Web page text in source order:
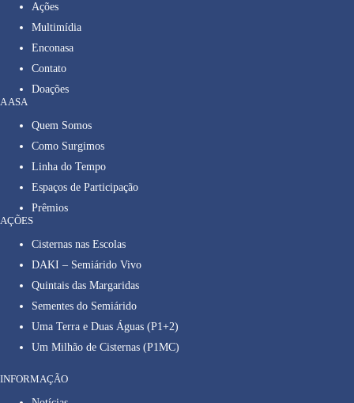
Ações
Multimídia
Enconasa
Contato
Doações
A ASA
Quem Somos
Como Surgimos
Linha do Tempo
Espaços de Participação
Prêmios
AÇÕES
Cisternas nas Escolas
DAKI – Semiárido Vivo
Quintais das Margaridas
Sementes do Semiárido
Uma Terra e Duas Águas (P1+2)
Um Milhão de Cisternas (P1MC)
INFORMAÇÃO